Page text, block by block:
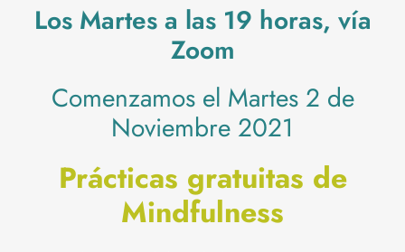
Los Martes a las 19 horas, vía
Zoom
Comenzamos el Martes 2 de
Noviembre 2021
Prácticas gratuitas de
Mindfulness